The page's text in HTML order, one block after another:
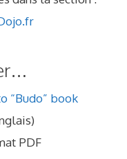
“Budo” book
PDF